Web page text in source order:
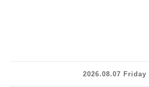
2026.08.07 Friday